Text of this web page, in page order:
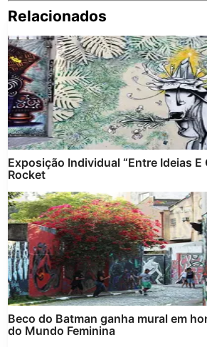
Relacionados
Exposição Individual “Entre Ideias E
Rocket
Beco do Batman ganha mural em
do Mundo Feminina